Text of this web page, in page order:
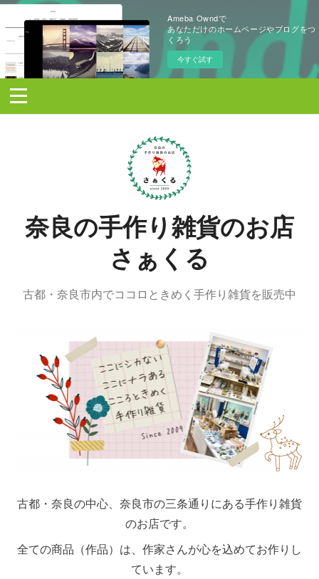
Ameba Owndで
あなただけのホームページやブログをつ
くろう
今すぐ試す
奈良の手作り雑貨のお店
さぁくる
古都・奈良市内でココロときめく手作り雑貨を販売中
古都・奈良の中心、奈良市の三条通りにある手作り雑貨
のお店です。
全ての商品（作品）は、作家さんが心を込めてお作りし
ています。